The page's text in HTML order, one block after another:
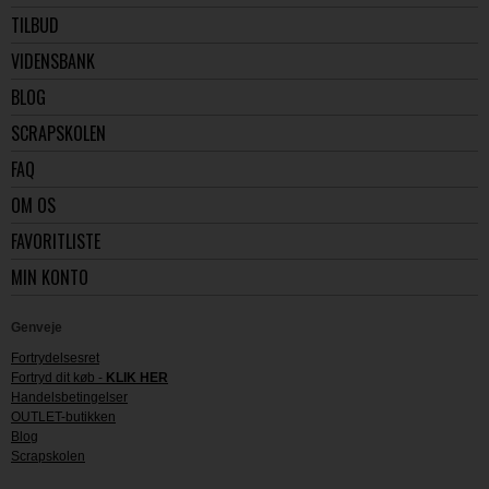
TILBUD
VIDENSBANK
BLOG
SCRAPSKOLEN
FAQ
OM OS
FAVORITLISTE
MIN KONTO
Genveje
Fortrydelsesret
Fortryd dit køb - KLIK HER
Handelsbetingelser
OUTLET-butikken
Blog
Scrapskolen